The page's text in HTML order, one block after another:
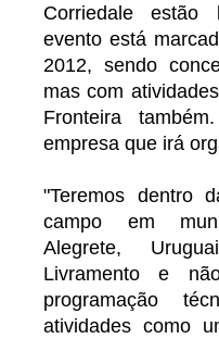
Corriedale estão
evento está
2012, sendo
mas com
Fronteira
empresa que irá
"Teremos dentro
campo em
Alegrete,
Livramento e
programação
atividades como